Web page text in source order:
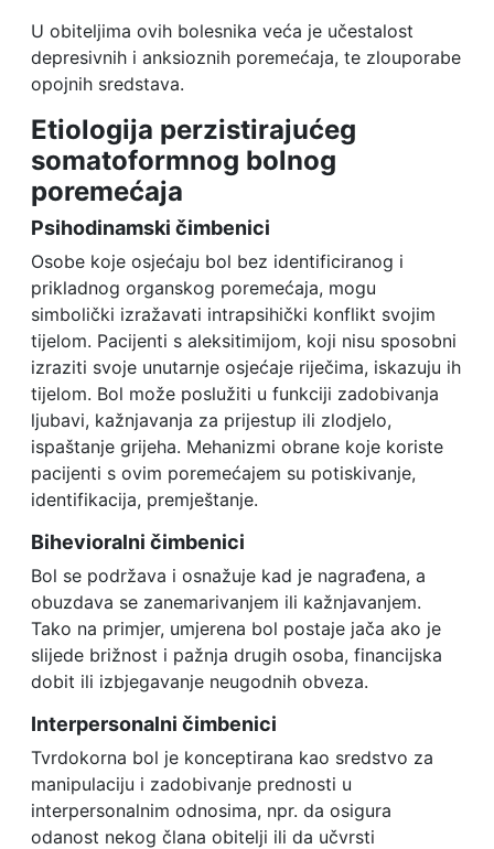
U obiteljima ovih bolesnika veća je učestalost
depresivnih i anksioznih poremećaja, te zlouporabe
opojnih sredstava.
Etiologija perzistirajućeg
somatoformnog bolnog
poremećaja
Psihodinamski čimbenici
Osobe koje osjećaju bol bez identificiranog i
prikladnog organskog poremećaja, mogu
simbolički izražavati intrapsihički konflikt svojim
tijelom. Pacijenti s aleksitimijom, koji nisu sposobni
izraziti svoje unutarnje osjećaje riječima, iskazuju ih
tijelom. Bol može poslužiti u funkciji zadobivanja
ljubavi, kažnjavanja za prijestup ili zlodjelo,
ispaštanje grijeha. Mehanizmi obrane koje koriste
pacijenti s ovim poremećajem su potiskivanje,
identifikacija, premještanje.
Bihevioralni čimbenici
Bol se podržava i osnažuje kad je nagrađena, a
obuzdava se zanemarivanjem ili kažnjavanjem.
Tako na primjer, umjerena bol postaje jača ako je
slijede brižnost i pažnja drugih osoba, financijska
dobit ili izbjegavanje neugodnih obveza.
Interpersonalni čimbenici
Tvrdokorna bol je konceptirana kao sredstvo za
manipulaciju i zadobivanje prednosti u
interpersonalnim odnosima, npr. da osigura
odanost nekog člana obitelji ili da učvrsti